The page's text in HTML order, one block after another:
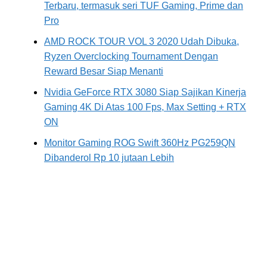
Terbaru, termasuk seri TUF Gaming, Prime dan
Pro
AMD ROCK TOUR VOL 3 2020 Udah Dibuka,
Ryzen Overclocking Tournament Dengan
Reward Besar Siap Menanti
Nvidia GeForce RTX 3080 Siap Sajikan Kinerja
Gaming 4K Di Atas 100 Fps, Max Setting + RTX
ON
Monitor Gaming ROG Swift 360Hz PG259QN
Dibanderol Rp 10 jutaan Lebih